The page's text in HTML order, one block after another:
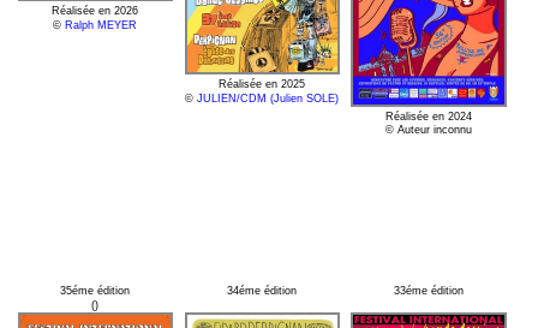
Réalisée en 2026
© Ralph MEYER
Réalisée en 2025
©JULIEN/CDM (Julien SOLE)
Réalisée en 2024
© Auteur inconnu
35éme édition
()
34éme édition 33éme édition